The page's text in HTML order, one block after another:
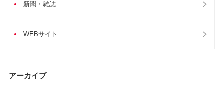
新聞・雑誌
WEBサイト
アーカイブ